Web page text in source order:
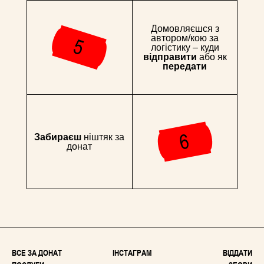
Домовляєшся з
автором/кою за
логістику – куди
відправити або як
передати
Забираєш ніштяк за
донат
ВСЕ ЗА ДОНАТ ІНСТАГРАМ
ВІДДАТИ